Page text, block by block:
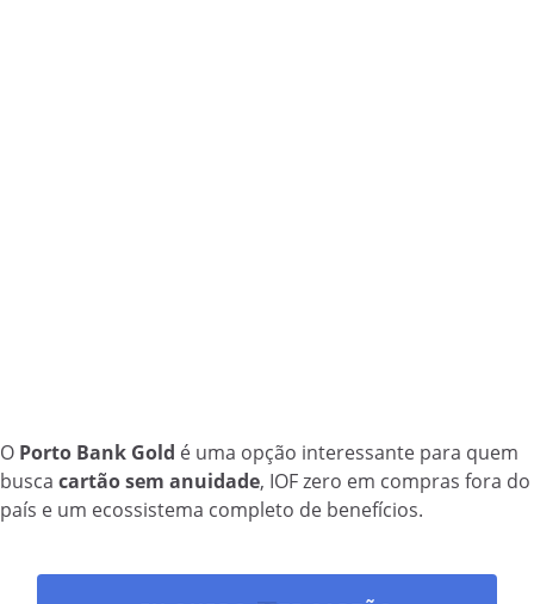
O Porto Bank Gold é uma opção interessante para quem
busca cartão sem anuidade, IOF zero em compras fora do
país e um ecossistema completo de benefícios.